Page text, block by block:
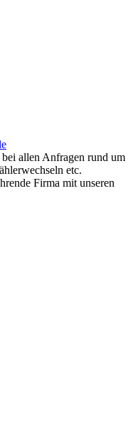
allen Anfragen rund um
etc.
Firma mit unseren